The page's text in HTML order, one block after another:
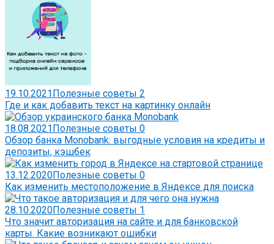
19.10.2021Полезные советы 2
Где и как добавить текст на картинку онлайн
18.08.2021Полезные советы 0
Обзор банка Monobank: выгодные условия на кредиты и
депозиты, кэшбек
13.12.2020Полезные советы 0
Как изменить местоположение в Яндексе для поиска
28.10.2020Полезные советы 1
Что значит авторизация на сайте и для банковской
карты. Какие возникают ошибки